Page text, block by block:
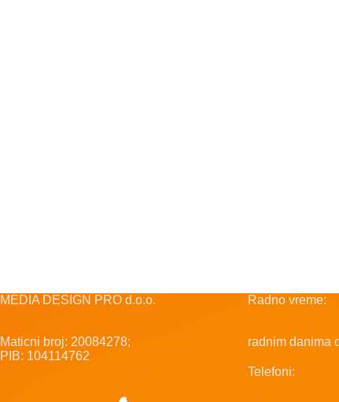
MEDIA DESIGN PRO d.o.o.
Maticni broj: 20084278;
PIB: 104114762
Radno vreme:
radnim danima
Telefoni: